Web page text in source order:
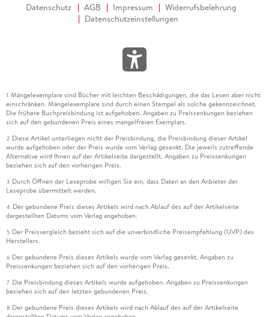
Datenschutz AGB Impressum
Widerrufsbelehrung
Datenschutzeinstellungen
1 Mängelexemplare sind Bücher mit leichten Beschädigungen, die das Lesen aber nicht
einschränken. Mängelexemplare sind durch einen Stempel als solche gekennzeichnet.
Die frühere Buchpreisbindung ist aufgehoben. Angaben zu Preissenkungen beziehen
sich auf den gebundenen Preis eines mangelfreien Exemplars.
2 Diese Artikel unterliegen nicht der Preisbindung, die Preisbindung dieser Artikel
wurde aufgehoben oder der Preis wurde vom Verlag gesenkt. Die jeweils zutreffende
Alternative wird Ihnen auf der Artikelseite dargestellt. Angaben zu Preissenkungen
beziehen sich auf den vorherigen Preis.
3 Durch Öffnen der Leseprobe willigen Sie ein, dass Daten an den Anbieter der
Leseprobe übermittelt werden.
4 Der gebundene Preis dieses Artikels wird nach Ablauf des auf der Artikelseite
dargestellten Datums vom Verlag angehoben.
5 Der Preisvergleich bezieht sich auf die unverbindliche Preisempfehlung (UVP) des
Herstellers.
6 Der gebundene Preis dieses Artikels wurde vom Verlag gesenkt. Angaben zu
Preissenkungen beziehen sich auf den vorherigen Preis.
7 Die Preisbindung dieses Artikels wurde aufgehoben. Angaben zu Preissenkungen
beziehen sich auf den letzten gebundenen Preis.
8 Der gebundene Preis dieses Artikels wird nach Ablauf des auf der Artikelseite